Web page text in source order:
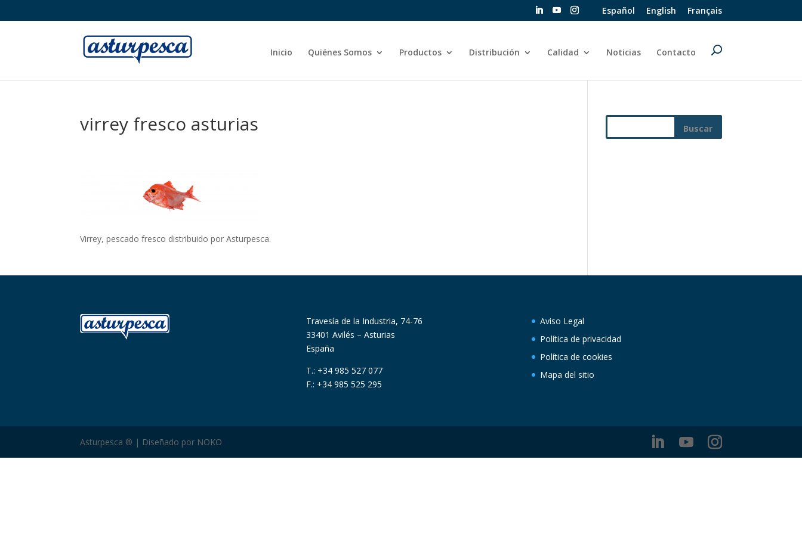
Español English Français
Inicio Quiénes Somos Productos Distribución Calidad Noticias Contacto
virrey fresco asturias
Virrey, pescado fresco distribuido por Asturpesca.
Travesía de la Industria, 74-76
33401 Avilés – Asturias
España
T.: +34 985 527 077
F.: +34 985 525 295
Aviso Legal
Política de privacidad
Política de cookies
Mapa del sitio
Asturpesca ® | Diseñado por NOKO